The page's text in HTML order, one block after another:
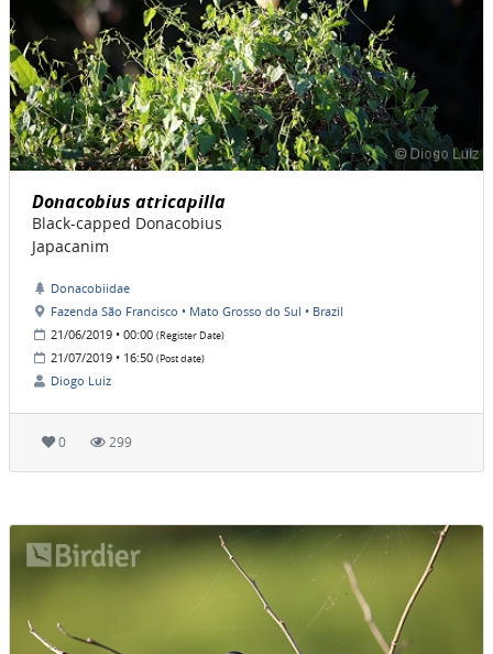
Donacobius atricapilla
Black-capped Donacobius
Japacanim
Donacobiidae
Fazenda São Francisco • Mato Grosso do Sul • Brazil
21/06/2019 • 00:00 (Register Date)
21/07/2019 • 16:50 (Post date)
Diogo Luiz
0 299